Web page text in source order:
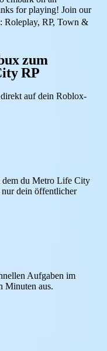
for playing! Join our
Roleplay, RP, Town &
zum
RP
auf dein Roblox-
dem du Metro Life City
dein öffentlicher
Aufgaben im
Minuten aus.